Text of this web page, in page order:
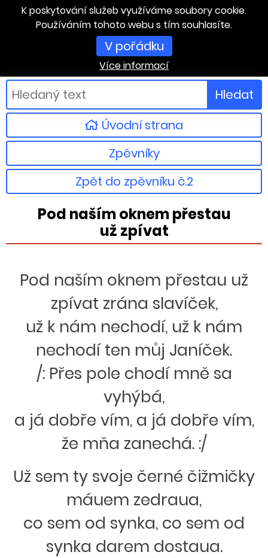
K poskytování služeb využíváme soubory cookie.
Používáním tohoto webu s tím souhlasíte.
V pořádku
Více informací
Hledat
Úvodní strana
Zpěvníky
Zpět do zpěvníku č.2
Pod naším oknem přestau
už zpívat
Pod naším oknem přestau už
zpívat zrána slavíček,
už k nám nechodí, už k nám
nechodí ten můj Janíček.
/: Přes pole chodí mně sa
vyhýbá,
a já dobře vím, a já dobře vím,
že mňa zanechá. :/
Už sem ty svoje černé čižmičky
máuem zedraua,
co sem od synka, co sem od
synka darem dostaua.